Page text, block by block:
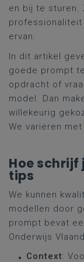
en bij te sturen.
professionaliteit
ervan.
In dit artikel
goede prompt
opdracht of
model. Dan
willekeurig
We variëren
Hoe schrijf
tips
We kunnen
modellen door
prompt bevat
Onderwijs
Context: